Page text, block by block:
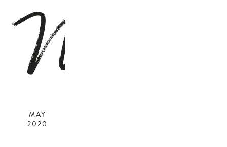
M
MAY
2020